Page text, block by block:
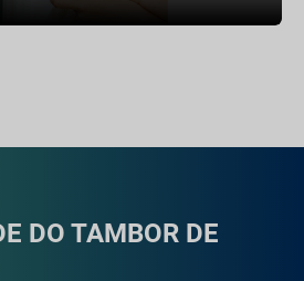
DO TAMBOR DE